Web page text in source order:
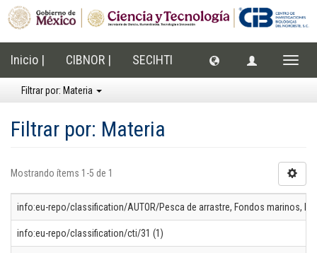
Inicio | CIBNOR | SECIHTI
Filtrar por: Materia
Filtrar por: Materia
Mostrando ítems 1-5 de 1
info:eu-repo/classification/AUTOR/Pesca de arrastre, Fondos marinos,
info:eu-repo/classification/cti/31 (1)